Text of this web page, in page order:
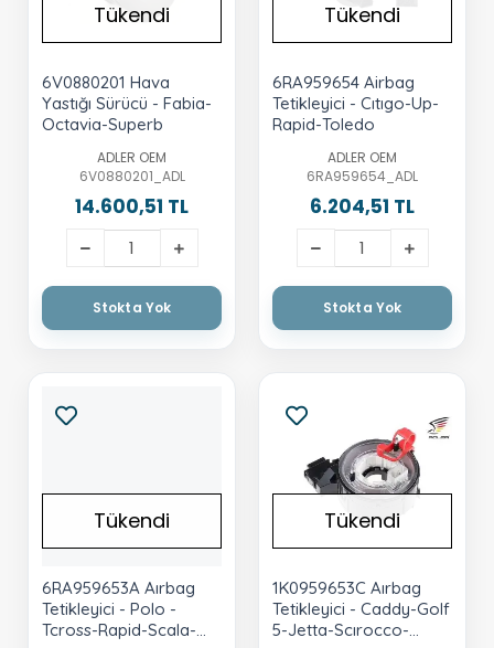
Tükendi
6V0880201 Hava
Yastığı Sürücü - Fabia-
Octavia-Superb
ADLER OEM
6V0880201_ADL
14.600,51 TL
Stokta Yok
Tükendi
6RA959654 Airbag
Tetikleyici - Cıtıgo-Up-
Rapid-Toledo
ADLER OEM
6RA959654_ADL
6.204,51 TL
Stokta Yok
Tükendi
6RA959653A Aırbag
Tetikleyici - Polo -
Tcross-Rapid-Scala-
Tükendi
1K0959653C Aırbag
Tetikleyici - Caddy-Golf
5-Jetta-Scırocco-